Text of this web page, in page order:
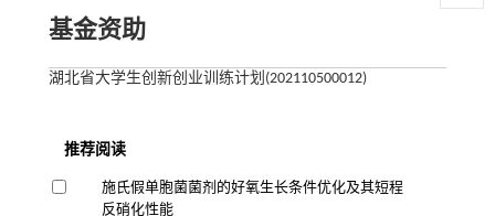
基金资助
湖北省大学生创新创业训练计划(202110500012)